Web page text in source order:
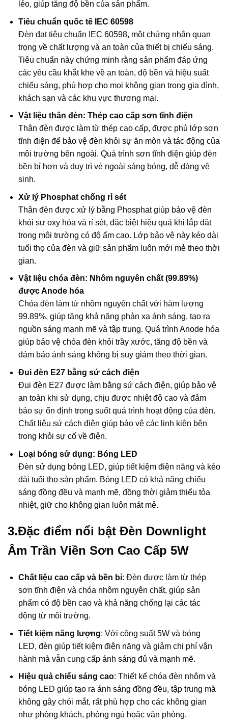
lẻo, giúp tăng độ bền của sản phẩm.
Tiêu chuẩn quốc tế IEC 60598
Đèn đạt tiêu chuẩn IEC 60598, một chứng nhận quan
trọng về chất lượng và an toàn của thiết bị chiếu sáng.
Tiêu chuẩn này chứng minh rằng sản phẩm đáp ứng
các yêu cầu khắt khe về an toàn, độ bền và hiệu suất
chiếu sáng, phù hợp cho mọi không gian trong gia đình,
khách sạn và các khu vực thương mại.
Vật liệu thân đèn: Thép cao cấp sơn tĩnh điện
Thân đèn được làm từ thép cao cấp, được phủ lớp sơn
tĩnh điện để bảo vệ đèn khỏi sự ăn mòn và tác động của
môi trường bên ngoài. Quá trình sơn tĩnh điện giúp đèn
bền bỉ hơn và duy trì vẻ ngoài sáng bóng, dễ dàng vệ
sinh.
Xử lý Phosphat chống rỉ sét
Thân đèn được xử lý bằng Phosphat giúp bảo vệ đèn
khỏi sự oxy hóa và rỉ sét, đặc biệt hiệu quả khi lắp đặt
trong môi trường có độ ẩm cao. Lớp bảo vệ này kéo dài
tuổi thọ của đèn và giữ sản phẩm luôn mới mẻ theo thời
gian.
Vật liệu chóa đèn: Nhôm nguyên chất (99.89%)
được Anode hóa
Chóa đèn làm từ nhôm nguyên chất với hàm lượng
99.89%, giúp tăng khả năng phản xạ ánh sáng, tạo ra
nguồn sáng mạnh mẽ và tập trung. Quá trình Anode hóa
giúp bảo vệ chóa đèn khỏi trầy xước, tăng độ bền và
đảm bảo ánh sáng không bị suy giảm theo thời gian.
Đui đèn E27 bằng sứ cách điện
Đui đèn E27 được làm bằng sứ cách điện, giúp bảo vệ
an toàn khi sử dụng, chịu được nhiệt độ cao và đảm
bảo sự ổn định trong suốt quá trình hoạt động của đèn.
Chất liệu sứ cách điện giúp bảo vệ các linh kiện bên
trong khỏi sự cố về điện.
Loại bóng sử dụng: Bóng LED
Đèn sử dụng bóng LED, giúp tiết kiệm điện năng và kéo
dài tuổi thọ sản phẩm. Bóng LED có khả năng chiếu
sáng đồng đều và mạnh mẽ, đồng thời giảm thiểu tỏa
nhiệt, giữ cho không gian luôn mát mẻ.
3.Đặc điểm nổi bật Đèn Downlight
Âm Trần Viền Sơn Cao Cấp 5W
Chất liệu cao cấp và bền bỉ: Đèn được làm từ thép
sơn tĩnh điện và chóa nhôm nguyên chất, giúp sản
phẩm có độ bền cao và khả năng chống lại các tác
động từ môi trường.
Tiết kiệm năng lượng: Với công suất 5W và bóng
LED, đèn giúp tiết kiệm điện năng và giảm chi phí vận
hành mà vẫn cung cấp ánh sáng đủ và mạnh mẽ.
Hiệu quả chiếu sáng cao: Thiết kế chóa đèn nhôm và
bóng LED giúp tạo ra ánh sáng đồng đều, tập trung mà
không gây chói mắt, rất phù hợp cho các không gian
như phòng khách, phòng ngủ hoặc văn phòng.